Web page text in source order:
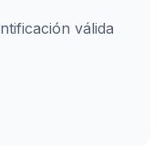
válida